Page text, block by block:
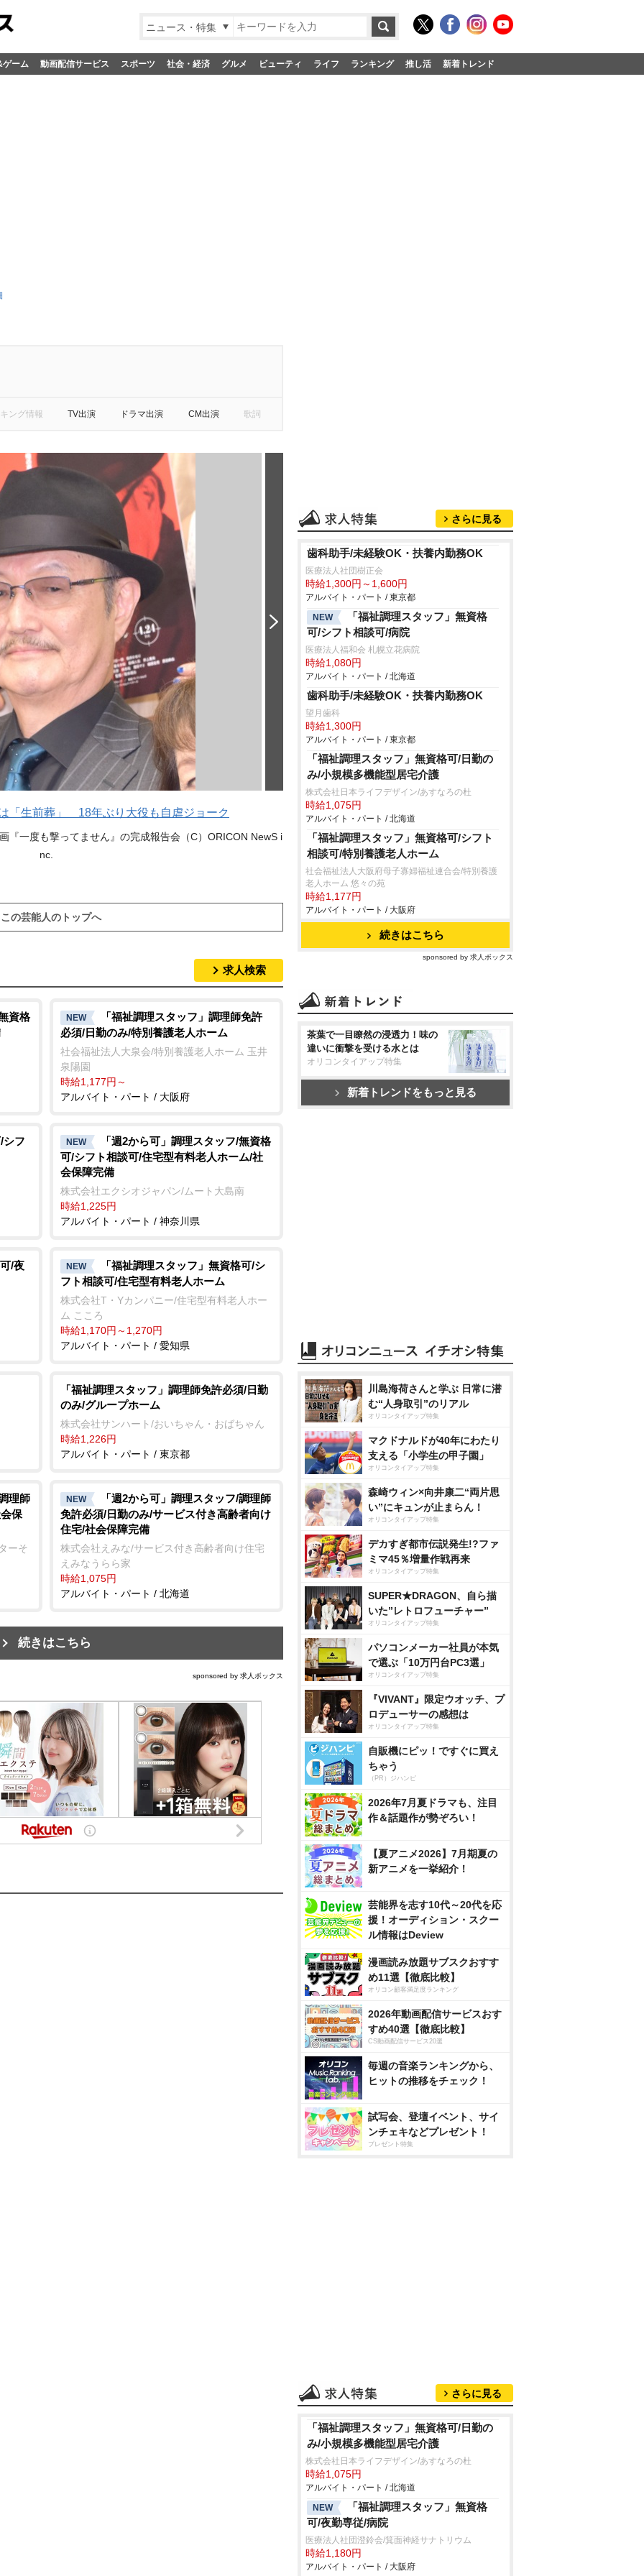
ニュース・特集
ゲーム 動画配信サービス スポーツ 社会・経済 グルメ ビューティ ライフ ランキング 推し活 新着トレンド
ング情報 TV出演 ドラマ出演 CM出演 歌詞
「生前葬」 18年ぶり大役も自虐ジョーク
『一度も撃ってません』の完成報告会（C）ORICON NewS i
nc.
この芸能人のトップへ
求人検索
資格
NEW
「福祉調理スタッフ」調理師免許
必須/日勤のみ/特別養護老人ホーム
社会福祉法人大泉会/特別養護老人ホーム 玉井
泉陽園
時給1,177円～
アルバイト・パート / 大阪府
シフ NEW
「週2から可」調理スタッフ/無資格
可/シフト相談可/住宅型有料老人ホーム/社
会保障完備
株式会社エクシオジャパン/ムート大島南
時給1,225円
アルバイト・パート / 神奈川県
/夜 NEW
「福祉調理スタッフ」無資格可/シ
フト相談可/住宅型有料老人ホーム
株式会社T・Yカンパニー/住宅型有料老人ホー
ム こころ
時給1,170円～1,270円
アルバイト・パート / 愛知県
「福祉調理スタッフ」調理師免許必須/日勤
のみ/グループホーム
株式会社サンハート/おいちゃん・おばちゃん
時給1,226円
アルバイト・パート / 東京都
理師
保
ーそ
NEW
「週2から可」調理スタッフ/調理師
免許必須/日勤のみ/サービス付き高齢者向け
住宅/社会保障完備
株式会社えみな/サービス付き高齢者向け住宅
えみなうらら家
時給1,075円
アルバイト・パート / 北海道
続きはこちら
sponsored by 求人ボックス
さらに見る
歯科助手/未経験OK・扶養内勤務OK
医療法人社団樹正会
時給1,300円～1,600円
アルバイト・パート / 東京都
NEW
「福祉調理スタッフ」無資格
可/シフト相談可/病院
医療法人福和会 札幌立花病院
時給1,080円
アルバイト・パート / 北海道
歯科助手/未経験OK・扶養内勤務OK
望月歯科
時給1,300円
アルバイト・パート / 東京都
「福祉調理スタッフ」無資格可/日勤の
み/小規模多機能型居宅介護
株式会社日本ライフデザイン/あすなろの杜
時給1,075円
アルバイト・パート / 北海道
「福祉調理スタッフ」無資格可/シフト
相談可/特別養護老人ホーム
社会福祉法人大阪府母子寡婦福祉連合会/特別養護
老人ホーム 悠々の苑
時給1,177円
アルバイト・パート / 大阪府
続きはこちら
sponsored by 求人ボックス
茶葉で一目瞭然の浸透力！味の
違いに衝撃を受ける水とは
オリコンタイアップ特集
新着トレンドをもっと見る
川島海荷さんと学ぶ 日常に潜
む“人身取引”のリアル
オリコンタイアップ特集
マクドナルドが40年にわたり
支える「小学生の甲子園」
オリコンタイアップ特集
森崎ウィン×向井康二“両片思
い”にキュンが止まらん！
オリコンタイアップ特集
デカすぎ都市伝説発生!?ファ
ミマ45％増量作戦再来
オリコンタイアップ特集
SUPER★DRAGON、自ら描
いた”レトロフューチャー”
オリコンタイアップ特集
パソコンメーカー社員が本気
で選ぶ「10万円台PC3選」
オリコンタイアップ特集
『VIVANT』限定ウオッチ、プ
ロデューサーの感想は
オリコンタイアップ特集
自販機にピッ！ですぐに買え
ちゃう
（PR）ジハンピ
2026年7月夏ドラマも、注目
作＆話題作が勢ぞろい！
【夏アニメ2026】7月期夏の
新アニメを一挙紹介！
芸能界を志す10代～20代を応
援！オーディション・スクー
ル情報はDeview
漫画読み放題サブスクおすす
め11選【徹底比較】
オリコン顧客満足度ランキング
2026年動画配信サービスおす
すめ40選【徹底比較】
CS動画配信サービス20選
毎週の音楽ランキングから、
ヒットの推移をチェック！
試写会、登壇イベント、サイ
ンチェキなどプレゼント！
プレゼント特集
さらに見る
「福祉調理スタッフ」無資格可/日勤の
み/小規模多機能型居宅介護
株式会社日本ライフデザイン/あすなろの杜
時給1,075円
アルバイト・パート / 北海道
NEW
「福祉調理スタッフ」無資格
可/夜勤専従/病院
医療法人社団澄鈴会/箕面神経サナトリウム
時給1,180円
アルバイト・パート / 大阪府